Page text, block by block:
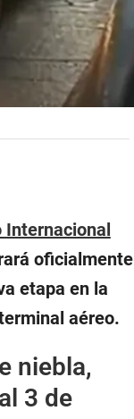
Internacional
oficialmente
etapa en la
aéreo.
niebla,
3 de